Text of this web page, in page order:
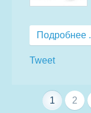
Подробнее
Tweet
1 2